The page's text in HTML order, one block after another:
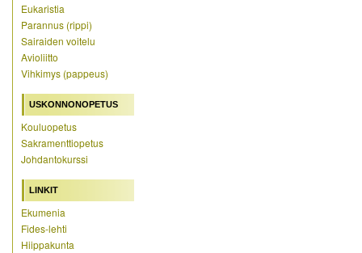
Eukaristia
Parannus (rippi)
Sairaiden voitelu
Avioliitto
Vihkimys (pappeus)
USKONNONOPETUS
Kouluopetus
Sakramenttiopetus
Johdantokurssi
LINKIT
Ekumenia
Fides-lehti
Hiippakunta